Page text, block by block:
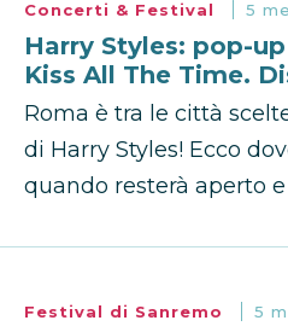
Concerti & Festival 5
Harry Styles: pop-
Kiss All The Time.
Roma è tra le città
di Harry Styles! Ecco
quando resterà aperto e
Festival di Sanremo 5